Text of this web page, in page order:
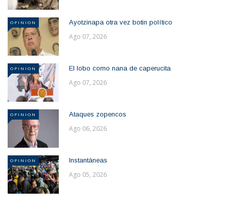
OPINION Ayotzinapa otra vez botin político
Ago 07, 2026
OPINION El lobo como nana de caperucita
Ago 07, 2026
OPINION Ataques zopencos
Ago 06, 2026
OPINION Instantáneas
Ago 05, 2026